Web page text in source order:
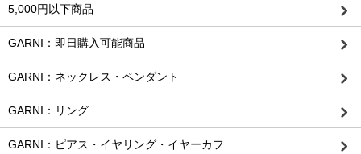
5,000円以下商品
GARNI：即日購入可能商品
GARNI：ネックレス・ペンダント
GARNI：リング
GARNI：ピアス・イヤリング・イヤーカフ